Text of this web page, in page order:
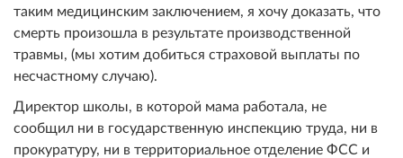
таким медицинским заключением, я хочу доказать, что
смерть произошла в результате производственной
травмы, (мы хотим добиться страховой выплаты по
несчастному случаю).
Директор школы, в которой мама работала, не
сообщил ни в государственную инспекцию труда, ни в
прокуратуру, ни в территориальное отделение ФСС и